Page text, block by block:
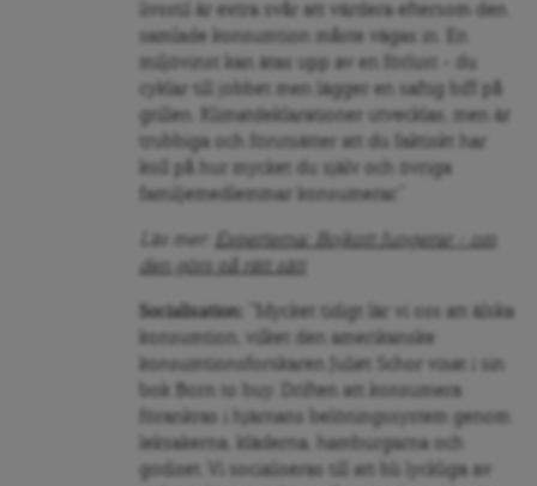
livsstil är extra svår att värdera eftersom den
samlade konsumtion måste vägas in. En
miljövinst kan ätas upp av en förlust – du
cyklar till jobbet men lägger en saftig biff på
grillen. Klimatdeklarationer utvecklas, men är
trubbiga och förutsätter att du faktiskt har
koll på hur mycket du själv och övriga
familjemedlemmar konsumerar.”
Läs mer:
Experterna: Bojkott fungerar – om
den görs på rätt sätt
Socialisation:
”Mycket tidigt lär vi oss att älska
konsumtion, vilket den amerikanske
konsumtionsforskaren Juliet Schor visat i sin
bok Born to buy. Driften att konsumera
förankras i hjärnans belöningssystem genom
leksakerna, kläderna, hamburgarna och
godiset. Vi socialiseras till att bli lyckliga av